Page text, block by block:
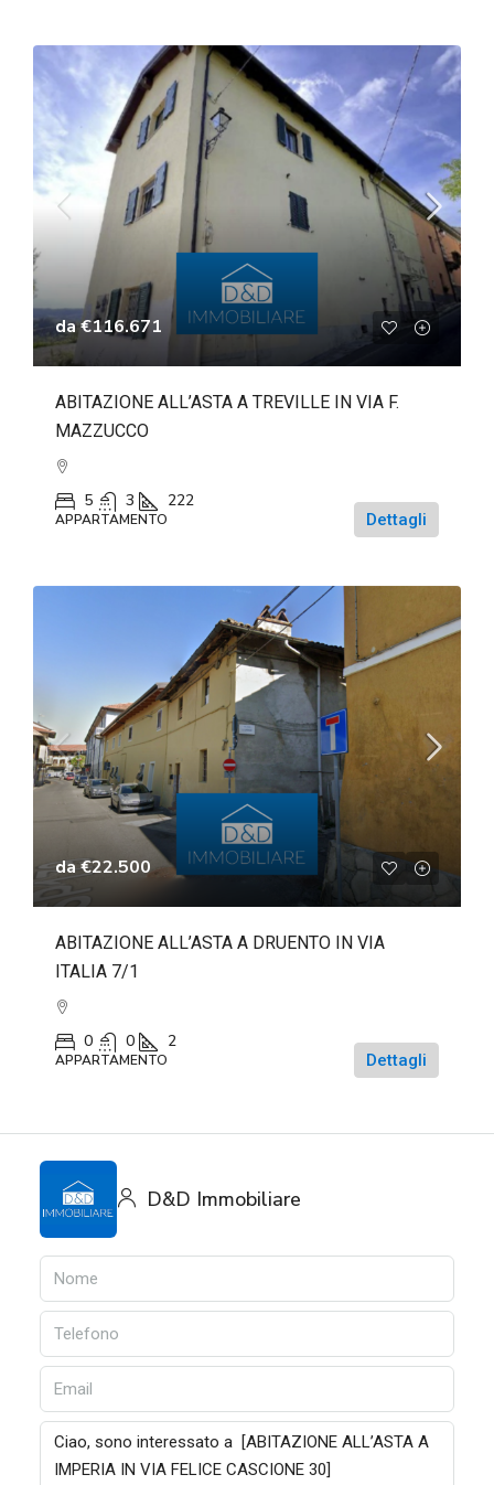
da€116.671
ABITAZIONE ALL’ASTA A TREVILLE IN VIA F.
MAZZUCCO
5 3 222
APPARTAMENTO Dettagli
da€22.500
ABITAZIONE ALL’ASTA A DRUENTO IN VIA
ITALIA 7/1
0 0 2
APPARTAMENTO Dettagli
D&D Immobiliare